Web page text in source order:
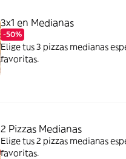
3x1 en Medianas
-50%
Elige tus 3 pizzas medianas
favoritas.
2 Pizzas Medianas
Elige tus 2 pizzas medianas
favoritas.